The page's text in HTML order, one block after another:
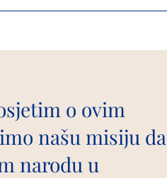
o ovim
našu misiju da
narodu u